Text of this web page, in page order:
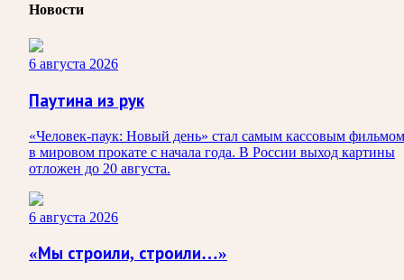
Новости
6 августа 2026
Паутина из рук
«Человек-паук: Новый день» стал самым кассовым фильмом
в мировом прокате с начала года. В России выход картины
отложен до 20 августа.
6 августа 2026
«Мы строили, строили…»